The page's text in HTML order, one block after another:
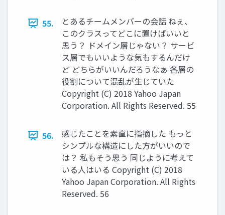
55.
とあるチームメンバーの会話 ねぇ、
このクラスってどこに置けばいいと
思う？ ドメイン層じゃない？ サービ
ス層でもいいような気もするんだけ
ど どちらがいいんだろうなぁ 各層の
役割について混乱が生じていた
Copyright (C) 2018 Yahoo Japan
Corporation. All Rights Reserved. 55
56.
感じたことを素直に指摘した もっと
シンプルな構造にした方がいいので
は？ 私もそう思う 同じように考えて
いる人はいる Copyright (C) 2018
Yahoo Japan Corporation. All Rights
Reserved. 56